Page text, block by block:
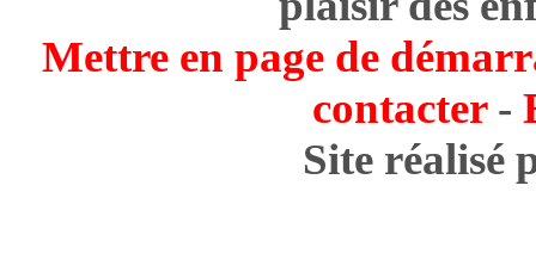
Mettre en page de
contacter-
Site réalisé